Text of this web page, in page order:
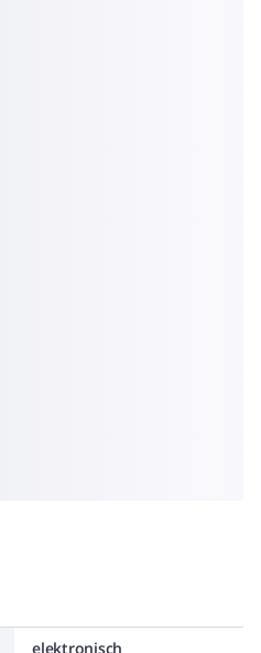
elektronisch